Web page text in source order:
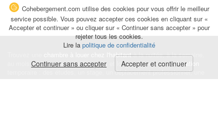
chambre à louer chez l'habitantà la nuitée, à la semaine,
au mois ou à l'année pour de courts et longs séjours, unecolocation
temporaire : des études, un stage, un déplacement professionnel, une
Cohebergement.com utilise des cookies pour vous offrir le meilleur
service possible. Vous pouvez accepter ces cookies en cliquant sur «
Accepter et continuer » ou cliquer sur « Continuer sans accepter » pour
rejeter tous les cookies.
Lire la politique de confidentialité
Continuer sans accepter Accepter et continuer